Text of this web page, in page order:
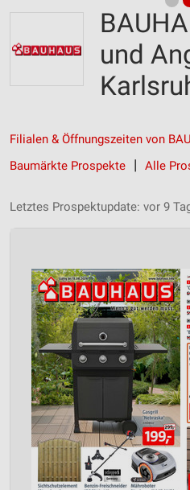
und
Filialen & Öffnungszeiten von
Baumärkte Prospekte
Alle
Letztes Prospektupdate: vor 9